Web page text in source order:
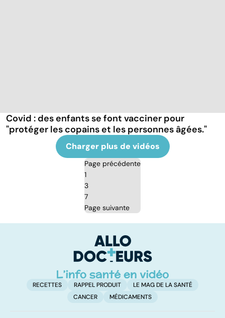
Covid : des enfants se font vacciner pour
"protéger les copains et les personnes âgées."
Charger plus de vidéos
Page précédente
1
3
7
Page suivante
RECETTES RAPPEL PRODUIT
LE MAG DE LA SANTÉ
CANCER
MÉDICAMENTS